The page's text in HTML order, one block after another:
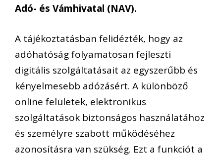
Adó- és Vámhivatal (NAV).
A tájékoztatásban felidézték, hogy az
adóhatóság folyamatosan fejleszti
digitális szolgáltatásait az egyszerűbb és
kényelmesebb adózásért. A különböző
online felületek, elektronikus
szolgáltatások biztonságos használatához
és személyre szabott működéséhez
azonosításra van szükség. Ezt a funkciót a